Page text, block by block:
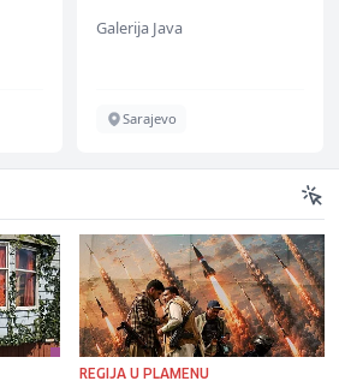
Galerija Java
Sarajevo
REGIJA U PLAMENU